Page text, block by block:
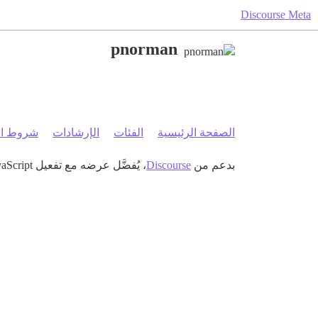
Discourse Meta
pnorman
الصفحة الرئيسية الفئات الإرشادات شروط
بدعم من Discourse، يُفضَّل عرضه مع تفعيل JavaScript